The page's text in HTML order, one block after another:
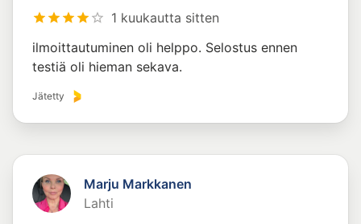
1 kuukautta sitten
ilmoittautuminen oli helppo. Selostus ennen
testiä oli hieman sekava.
Jätetty
Marju Markkanen
Lahti